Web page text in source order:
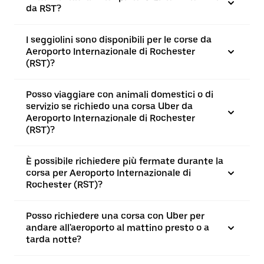
da RST?
I seggiolini sono disponibili per le corse da
Aeroporto Internazionale di Rochester
(RST)?
Posso viaggiare con animali domestici o di
servizio se richiedo una corsa Uber da
Aeroporto Internazionale di Rochester
(RST)?
È possibile richiedere più fermate durante la
corsa per Aeroporto Internazionale di
Rochester (RST)?
Posso richiedere una corsa con Uber per
andare all'aeroporto al mattino presto o a
tarda notte?